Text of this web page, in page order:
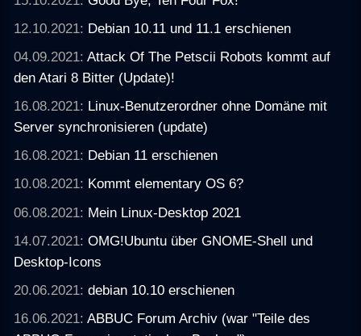
12.10.2021: Debian 10.11 und 11.1 erschienen
04.09.2021:Attack Of The Petscii Robots kommt auf
den Atari 8 Bitter (Update)!
16.08.2021: Linux-Benutzerordner ohne Domäne mit
Server synchronisieren (update)
16.08.2021: Debian 11 erschienen
10.08.2021: Kommt elementary OS 6?
06.08.2021: Mein Linux-Desktop 2021
14.07.2021:OMG!Ubuntu über GNOME-Shell und
Desktop-Icons
20.06.2021:debian 10.10 erschienen
16.06.2021:ABBUC Forum Archiv (war "Teile des